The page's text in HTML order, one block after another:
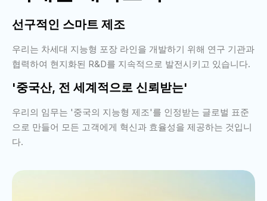
선구적인 스마트 제조
우리는 차세대 지능형 포장 라인을 개발하기 위해 연구 기관과
협력하여 현지화된 R&D를 지속적으로 발전시키고 있습니다.
'중국산, 전 세계적으로 신뢰받는'
우리의 임무는 '중국의 지능형 제조'를 인정받는 글로벌 표준
으로 만들어 모든 고객에게 혁신과 효율성을 제공하는 것입니
다.